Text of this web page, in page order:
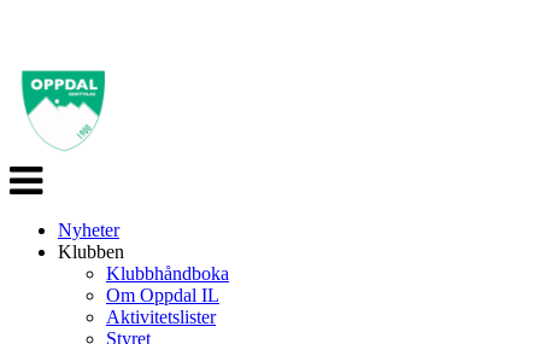
Veksle
navigasjon
Nyheter
Klubben
Klubbhåndboka
Om Oppdal IL
Aktivitetslister
Styret